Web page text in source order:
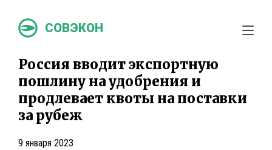
СОВЭКОН
Россия вводит экспортную
пошлину на удобрения и
продлевает квоты на поставки
за рубеж
9 января 2023